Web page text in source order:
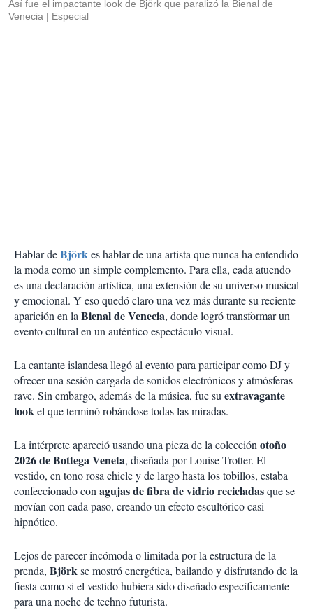
Así fue el impactante look de Björk que paralizó la Bienal de
Venecia
Especial
Hablar deBjörkes hablar de una artista que nunca ha entendido
la moda como un simple complemento. Para ella, cada atuendo
es una declaración artística, una extensión de su universo musical
y emocional. Y eso quedó claro una vez más durante su reciente
aparición en laBienal de Venecia, donde logró transformar un
evento cultural en un auténtico espectáculo visual.
La cantante islandesa llegó al evento para participar como DJ y
ofrecer una sesión cargada de sonidos electrónicos y atmósferas
rave. Sin embargo, además de la música, fue suextravagante
lookel que terminó robándose todas las miradas.
La intérprete apareció usando una pieza de la colecciónotoño
2026 deBottega Veneta, diseñada por Louise Trotter. El
vestido, en tono rosa chicle y de largo hasta los tobillos, estaba
confeccionado conagujas de fibra de vidrio recicladasque se
movían con cada paso, creando un efecto escultórico casi
hipnótico.
Lejos de parecer incómoda o limitada por la estructura de la
prenda, Björkse mostró energética, bailando y disfrutando de la
fiesta como si el vestido hubiera sido diseñado específicamente
para una noche de techno futurista.